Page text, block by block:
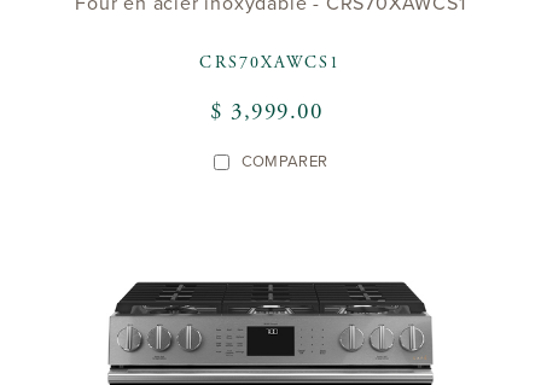
CRS70XAWCS1
$ 3,999.00
COMPARER